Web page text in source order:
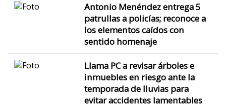
Antonio Menéndez entrega 5
patrullas a policías; reconoce a
los elementos caídos con
sentido homenaje
Llama PC a revisar árboles e
inmuebles en riesgo ante la
temporada de lluvias para
evitar accidentes lamentables